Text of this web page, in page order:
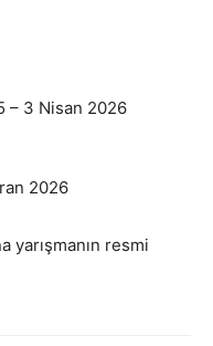
– 3 Nisan 2026
2026
yarışmanın resmi